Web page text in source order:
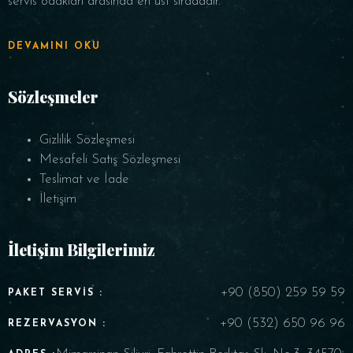
DEVAMINI OKU
Sözleşmeler
Gizlilik Sözleşmesi
Mesafeli Satış Sözleşmesi
Teslimat ve İade
İletişim
İletişim Bilgilerimiz
PAKET SERVIS : +90 (850) 259 59 59
REZERVASYON : +90 (532) 650 96 96